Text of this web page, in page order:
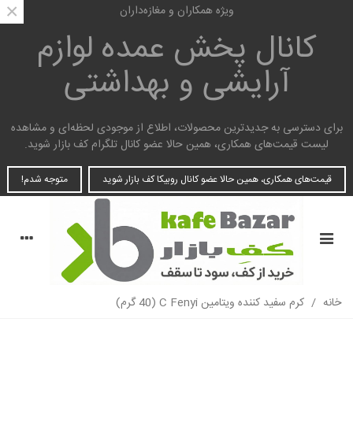
ویژه همکاران و مغازه‌داران
کانال پخش عمدهلوازم
آرایشی و بهداشتی
برای دسترسی به جدیدترین محصولات، اطلاع از موجودی لحظه‌ای و مشاهده
لیست قیمت‌های همکاری، همین حالا عضو کانال تلگرام کف بازار شوید.
قیمت‌های همکاری، همین حالا عضو کانال روبیکا کف بازار شوید متوجه شدم!
×
خانه / کرم سفید کننده ویتامین C Fenyi (40 گرم)